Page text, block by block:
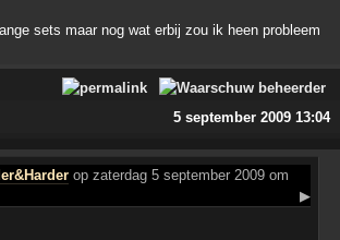
sets maar nog wat erbij zou ik heen probleem
5 september 2009 13:04
op zaterdag 5 september 2009 om
▶